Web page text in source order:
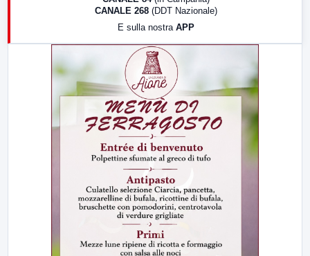
CANALE 268 (DDT Nazionale)
E sulla nostra APP